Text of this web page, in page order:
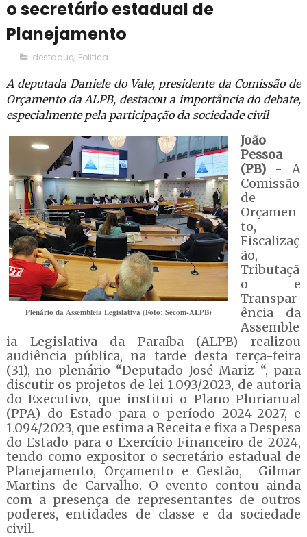
o secretário estadual de
Planejamento
destaque, Politica
A deputada Daniele do Vale, presidente da Comissão de
Orçamento da ALPB, destacou a importância do debate,
especialmente pela participação da sociedade civil
Plenário da Assembleia Legislativa (Foto: Secom-ALPB)
João
Pessoa
(PB)- A
Comissão
de
Orçamen
to,
Fiscalizaç
ão,
Tributaçã
o e
Transpar
ência da
Assemble
ia Legislativa da Paraíba (ALPB) realizou
audiência pública, na tarde desta terça-feira
(31), no plenário “Deputado José Mariz “, para
discutir os projetos de lei 1.093/2023, de autoria
do Executivo, que institui o Plano Plurianual
(PPA) do Estado para o período 2024-2027, e
1.094/2023, que estima a Receita e fixa a Despesa
do Estado para o Exercício Financeiro de 2024,
tendo como expositor o secretário estadual de
Planejamento, Orçamento e Gestão, Gilmar
Martins de Carvalho. O evento contou ainda
com a presença de representantes de outros
poderes, entidades de classe e da sociedade
civil.